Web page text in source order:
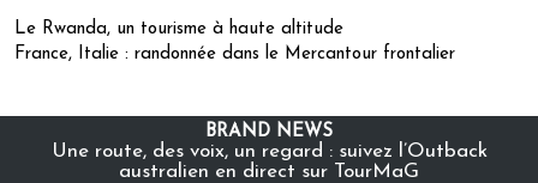
Le Rwanda, un tourisme à haute altitude
France, Italie : randonnée dans le Mercantour frontalier
BRAND NEWS
Une route, des voix, un regard : suivez l’Outback
australien en direct sur TourMaG